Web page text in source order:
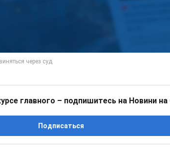
главного – подпишитесь на Новини на
Подписаться